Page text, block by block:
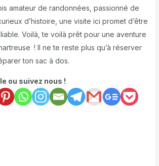
amateur de randonnées, passionné de
d’histoire, une visite ici promet d’être
Voilà, te voilà prêt pour une aventure
! Il ne te reste plus qu’à réserver
ton sac à dos.
ou suivez nous !